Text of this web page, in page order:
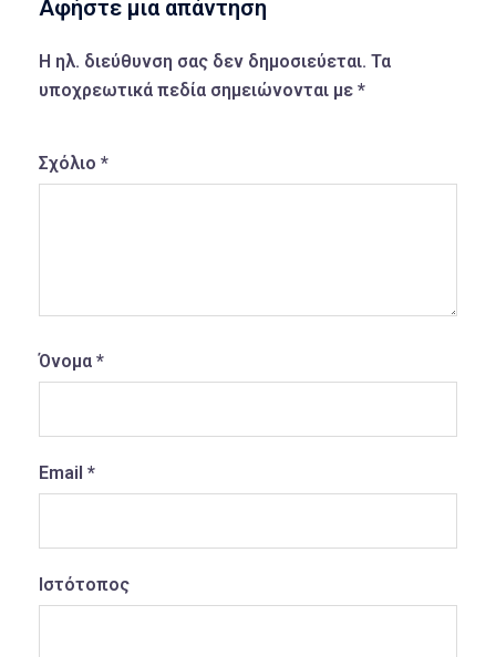
Αφήστε μια απάντηση
Η ηλ. διεύθυνση σας δεν δημοσιεύεται. Τα
υποχρεωτικά πεδία σημειώνονται με *
Σχόλιο *
Όνομα *
Email *
Ιστότοπος